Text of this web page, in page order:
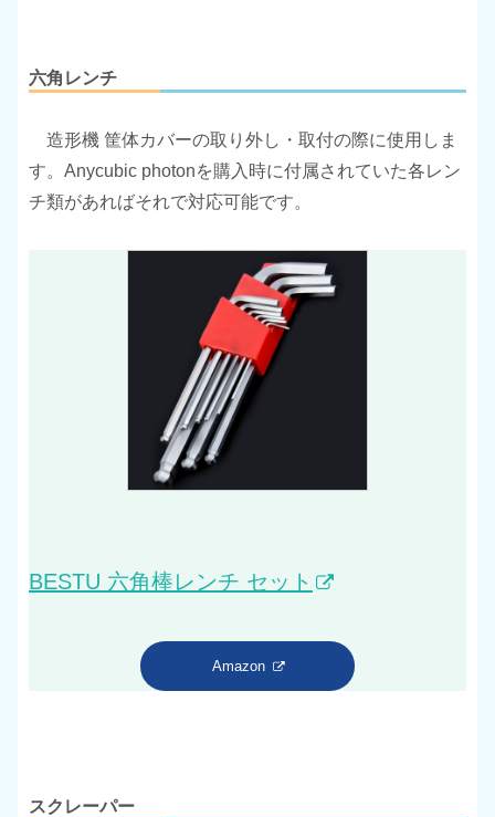
六角レンチ
造形機 筐体カバーの取り外し・取付の際に使用しま
す。Anycubic photonを購入時に付属されていた各レン
チ類があればそれで対応可能です。
BESTU 六角棒レンチ セット
Amazon
スクレーパー